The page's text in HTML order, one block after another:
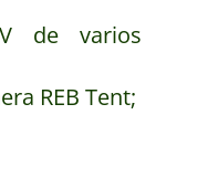
de varios
REB Tent;